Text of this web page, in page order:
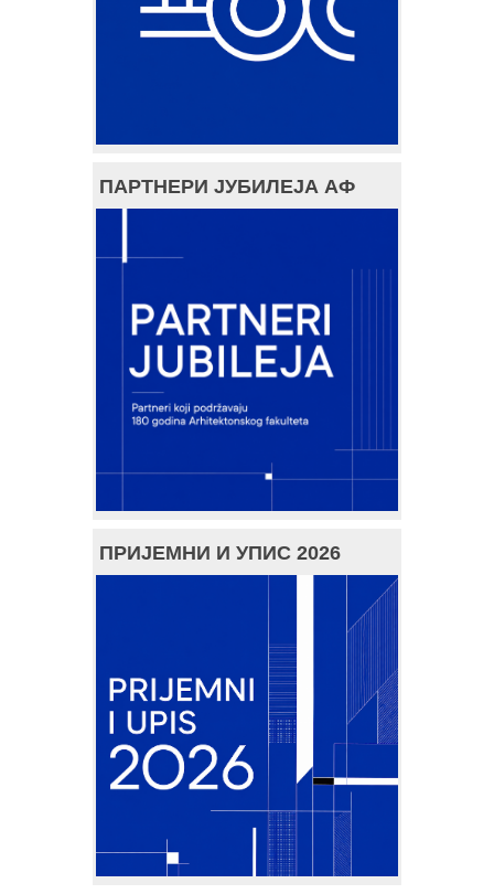
ПАРТНЕРИ ЈУБИЛЕЈА АФ
ПРИЈЕМНИ И УПИС 2026